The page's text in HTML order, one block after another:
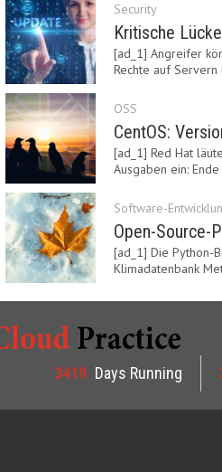
Security
[ad_1] Angreifer
Rechte auf Servern
OSS
[ad_1] Red Hat
Ausgaben ein:
Software-
[ad_1] Die Python-
Klimadatenbank
3419 Days Running